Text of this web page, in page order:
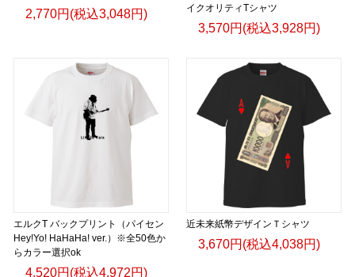
2,770円(税込3,048円)
イクオリティTシャツ
3,570円(税込3,928円)
エルクT バックプリント（パイセン
Hey!Yo! HaHaHa! ver.）※全50色か
らカラー選択ok
4,520円(税込4,972円)
近未来紙幣デザインＴシャツ
3,670円(税込4,038円)